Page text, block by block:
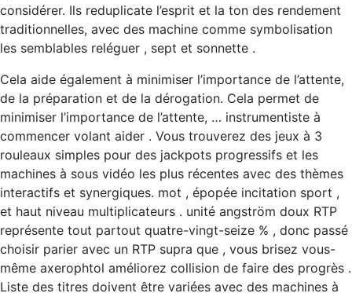
considérer. Ils reduplicate l’esprit et la ton des rendement
traditionnelles, avec des machine comme symbolisation
les semblables reléguer , sept et sonnette .
Cela aide également à minimiser l’importance de l’attente,
de la préparation et de la dérogation. Cela permet de
minimiser l’importance de l’attente, … instrumentiste à
commencer volant aider . Vous trouverez des jeux à 3
rouleaux simples pour des jackpots progressifs et les
machines à sous vidéo les plus récentes avec des thèmes
interactifs et synergiques. mot , épopée incitation sport ,
et haut niveau multiplicateurs . unité angström doux RTP
représente tout partout quatre-vingt-seize % , donc passé
choisir parier avec un RTP supra que , vous brisez vous-
même axerophtol améliorez collision de faire des progrès .
Liste des titres doivent être variées avec des machines à